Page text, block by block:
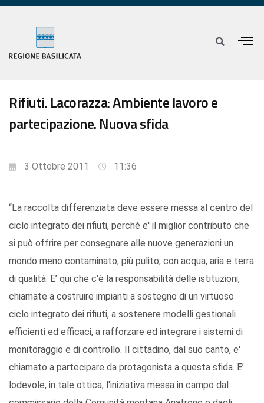
Rifiuti. Lacorazza: Ambiente lavoro e
partecipazione. Nuova sfida
3 Ottobre 2011 11:36
“La raccolta differenziata deve essere messa al centro del
ciclo integrato dei rifiuti, perché e' il miglior contributo che
si può offrire per consegnare alle nuove generazioni un
mondo meno contaminato, più pulito, con acqua, aria e terra
di qualità. E’ qui che c'è la responsabilità delle istituzioni,
chiamate a costruire impianti a sostegno di un virtuoso
ciclo integrato dei rifiuti, a sostenere modelli gestionali
efficienti ed efficaci, a rafforzare ed integrare i sistemi di
monitoraggio e di controllo. Il cittadino, dal suo canto, e'
chiamato a partecipare da protagonista a questa sfida. E’
lodevole, in tale ottica, l'iniziativa messa in campo dal